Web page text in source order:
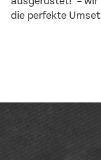
die perfekte